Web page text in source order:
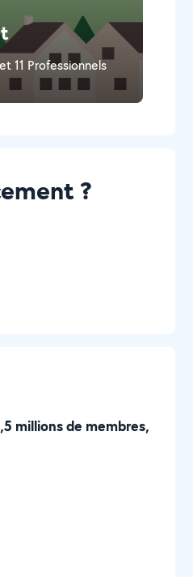
11 Professionnels
?
millions de membres,